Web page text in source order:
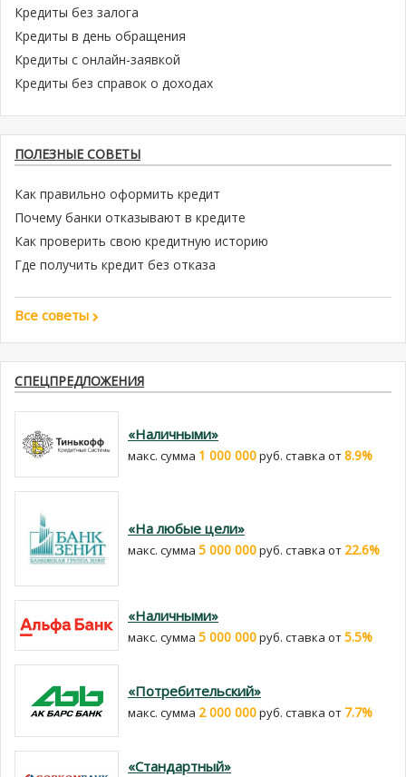
Кредиты без залога
Кредиты в день обращения
Кредиты с онлайн-заявкой
Кредиты без справок о доходах
ПОЛЕЗНЫЕ СОВЕТЫ
Как правильно оформить кредит
Почему банки отказывают в кредите
Как проверить свою кредитную историю
Где получить кредит без отказа
Все советы
СПЕЦПРЕДЛОЖЕНИЯ
«Наличными»
макс. сумма 1 000 000руб. cтавка от8.9%
«На любые цели»
макс. сумма 5 000 000руб. cтавка от 22.6%
«Наличными»
макс. сумма 5 000 000руб. cтавка от5.5%
«Потребительский»
макс. сумма 2 000 000руб. cтавка от 7.7%
«Стандартный»